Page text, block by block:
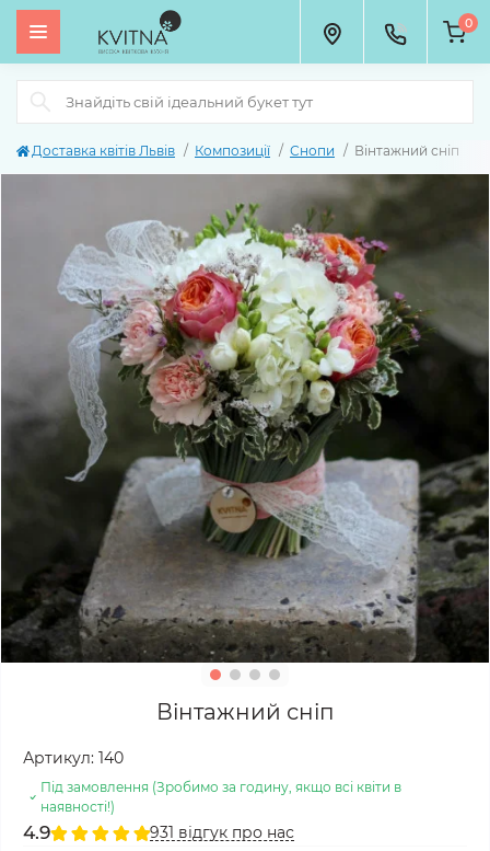
0
Доставка квітів Львів Композиції Снопи Вінтажний сніп
Вінтажний сніп
Артикул: 140
Під замовлення (Зробимо за годину, якщо всі квіти в
наявності!)
4.9 931 відгук про нас